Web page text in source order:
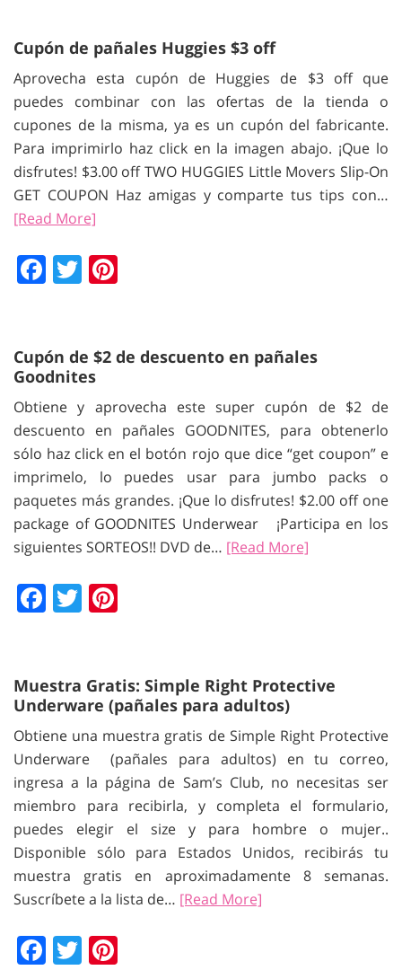
Cupón de pañales Huggies $3 off
Aprovecha esta cupón de Huggies de $3 off que
puedes combinar con las ofertas de la tienda o
cupones de la misma, ya es un cupón del fabricante.
Para imprimirlo haz click en la imagen abajo. ¡Que lo
disfrutes! $3.00 off TWO HUGGIES Little Movers Slip-On
GET COUPON Haz amigas y comparte tus tips con…
[Read More]
Facebook
Twitter
Cupón de $2 de descuento en pañales
Goodnites
Obtiene y aprovecha este super cupón de $2 de
descuento en pañales GOODNITES, para obtenerlo
sólo haz click en el botón rojo que dice “get coupon” e
imprimelo, lo puedes usar para jumbo packs o
paquetes más grandes. ¡Que lo disfrutes! $2.00 off one
package of GOODNITES Underwear ¡Participa en los
siguientes SORTEOS!! DVD de… [Read More]
Facebook
Twitter
Muestra Gratis: Simple Right Protective
Underware (pañales para adultos)
Obtiene una muestra gratis de Simple Right Protective
Underware (pañales para adultos) en tu correo,
ingresa a la página de Sam’s Club, no necesitas ser
miembro para recibirla, y completa el formulario,
puedes elegir el size y para hombre o mujer..
Disponible sólo para Estados Unidos, recibirás tu
muestra gratis en aproximadamente 8 semanas.
Suscríbete a la lista de… [Read More]
Facebook
Twitter